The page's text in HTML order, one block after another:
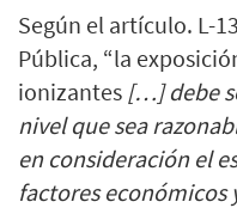
Según el artículo. L-
Pública, “la
ionizantes […] debe
nivel que sea
en consideración el
factores económicos